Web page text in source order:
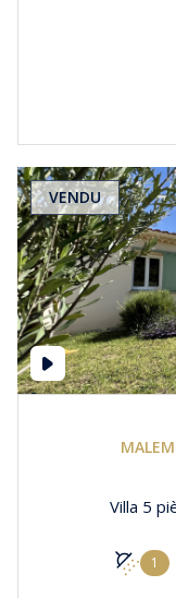
VENDU
1